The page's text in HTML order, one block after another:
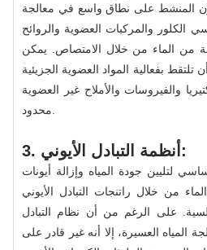
المنشط على نطاق واسع في معالجة
الكلور والمركبات العضوية والروائح
من الماء من خلال الامتصاص. يمكن
بفعالية المواد العضوية الجزيئية
والفيروسات والأملاح غير العضوية
3. أنظمة التبادل الأيوني:
لتليين جودة المياه وإزالة أيونات
من خلال راتنجات التبادل الأيوني
على الرغم من أن نظام التبادل
المياه العسيرة، إلا أنه غير قادر على